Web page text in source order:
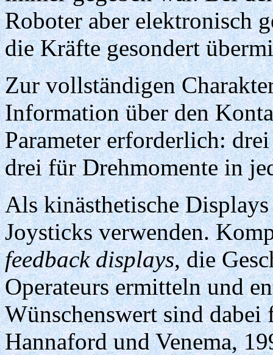
Roboter aber elektronisch
die Kräfte gesondert
Zur vollständigen
Information über den
Parameter erforderlich:
drei für Drehmomente in
Als kinästhetische
Joysticks verwenden.
feedback displays, die
Operateurs ermitteln und
Wünschenswert sind
Hannaford und Venema,